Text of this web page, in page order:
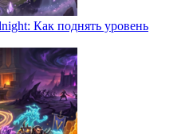
Как поднять уровень